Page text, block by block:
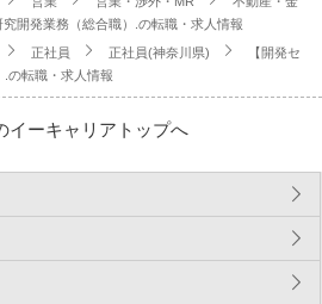
究開発業務（総合職）.の転職・求人情報
正社員 正社員(神奈川県)
【開発セ
.の転職・求人情報
イーキャリアトップへ